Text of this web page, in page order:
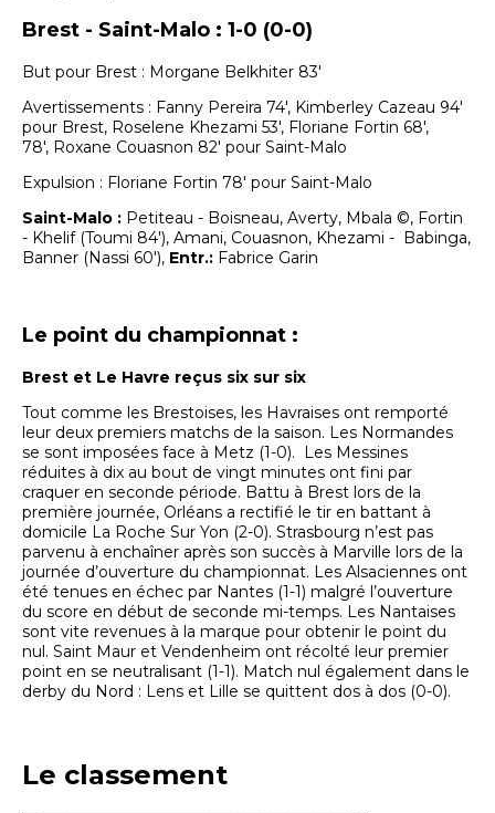
Brest - Saint-Malo : 1-0 (0-0)
But pour Brest : Morgane Belkhiter 83'
Avertissements : Fanny Pereira 74', Kimberley Cazeau 94'
pour Brest, Roselene Khezami 53', Floriane Fortin 68',
78', Roxane Couasnon 82' pour Saint-Malo
Expulsion : Floriane Fortin 78' pour Saint-Malo
Saint-Malo : Petiteau - Boisneau, Averty, Mbala ©, Fortin
- Khelif (Toumi 84'), Amani, Couasnon, Khezami - Babinga,
Banner (Nassi 60'), Entr.: Fabrice Garin
Le point du championnat :
Brest et Le Havre reçus six sur six
Tout comme les Brestoises, les Havraises ont remporté
leur deux premiers matchs de la saison. Les Normandes
se sont imposées face à Metz (1-0). Les Messines
réduites à dix au bout de vingt minutes ont fini par
craquer en seconde période. Battu à Brest lors de la
première journée, Orléans a rectifié le tir en battant à
domicile La Roche Sur Yon (2-0). Strasbourg n’est pas
parvenu à enchaîner après son succès à Marville lors de la
journée d’ouverture du championnat. Les Alsaciennes ont
été tenues en échec par Nantes (1-1) malgré l’ouverture
du score en début de seconde mi-temps. Les Nantaises
sont vite revenues à la marque pour obtenir le point du
nul. Saint Maur et Vendenheim ont récolté leur premier
point en se neutralisant (1-1). Match nul également dans le
derby du Nord : Lens et Lille se quittent dos à dos (0-0).
Le classement